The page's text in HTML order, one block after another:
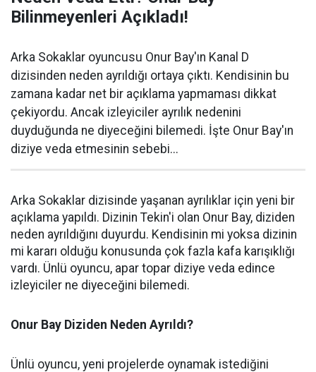
Bilinmeyenleri Açıkladı!
Arka Sokaklar oyuncusu Onur Bay'ın Kanal D
dizisinden neden ayrıldığı ortaya çıktı. Kendisinin bu
zamana kadar net bir açıklama yapmaması dikkat
çekiyordu. Ancak izleyiciler ayrılık nedenini
duyduğunda ne diyeceğini bilemedi. İşte Onur Bay'ın
diziye veda etmesinin sebebi...
Arka Sokaklar dizisinde yaşanan ayrılıklar için yeni bir
açıklama yapıldı. Dizinin Tekin'i olan Onur Bay, diziden
neden ayrıldığını duyurdu. Kendisinin mi yoksa dizinin
mi kararı olduğu konusunda çok fazla kafa karışıklığı
vardı. Ünlü oyuncu, apar topar diziye veda edince
izleyiciler ne diyeceğini bilemedi.
Onur Bay Diziden Neden Ayrıldı?
Ünlü oyuncu, yeni projelerde oynamak istediğini